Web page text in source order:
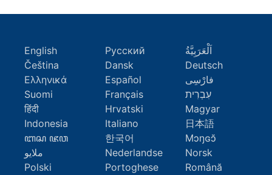
English Русский
اَلْعَرَبِيَّةُ
Čeština
Dansk
Deutsch
Ελληνικά
Español
فارْسِى
Suomi
Français
עִבְרִית
हिंदी
Hrvatski
Magyar
Indonesia
Italiano
日本語
ꦧꦱ ꦗꦮ
한국어
Mɔŋɢɔ̆
ملايو
Nederlandse
Norsk
Polski
Portoghese
Română